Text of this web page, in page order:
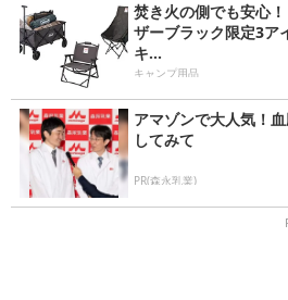
焚き火の側でも安心
ザーブラック限定3ア
キ...
キャンプ用品
アマゾンで大人気！
してみて
PR(森永乳業)